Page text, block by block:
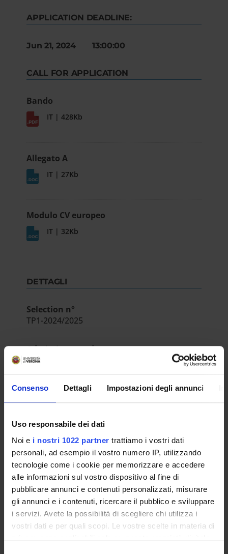
Consenso Dettagli Impostazioni degli annunci
Uso responsabile dei dati
Noi e i nostri 1022 partner trattiamo i vostri dati
personali, ad esempio il vostro numero IP, utilizzando
tecnologie come i cookie per memorizzare e accedere
alle informazioni sul vostro dispositivo al fine di
pubblicare annunci e contenuti personalizzati, misurare
gli annunci e i contenuti, ricercare il pubblico e sviluppare
i servizi. Avete la possibilità di scegliere chi utilizza i
vostri dati e per quali scopi. Le vostre scelte in materia di
privacy sono applicabili solo su questa proprietà digitale
APPLICATION DEADLINE:
Jun 21, 2024 13:00:00
CALL FOR APPLICATION
Bando
IT | 428Kb
Allegato A
IT | 27Kb
Modulo CV europeo
IT | 32Kb
DETTAGLI
Selection n°
TP1-2024/2025
Admission test date
Jul 3, 2024
Department
Scienze Umane
4
RESULT/RANKING LISTS
Graduatoria
IT | 312Kb